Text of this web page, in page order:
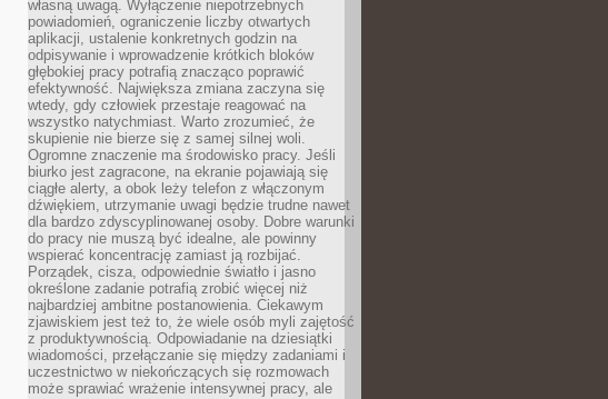
własną uwagą. Wyłączenie niepotrzebnych
powiadomień, ograniczenie liczby otwartych
aplikacji, ustalenie konkretnych godzin na
odpisywanie i wprowadzenie krótkich bloków
głębokiej pracy potrafią znacząco poprawić
efektywność. Największa zmiana zaczyna się
wtedy, gdy człowiek przestaje reagować na
wszystko natychmiast. Warto zrozumieć, że
skupienie nie bierze się z samej silnej woli.
Ogromne znaczenie ma środowisko pracy. Jeśli
biurko jest zagracone, na ekranie pojawiają się
ciągłe alerty, a obok leży telefon z włączonym
dźwiękiem, utrzymanie uwagi będzie trudne nawet
dla bardzo zdyscyplinowanej osoby. Dobre warunki
do pracy nie muszą być idealne, ale powinny
wspierać koncentrację zamiast ją rozbijać.
Porządek, cisza, odpowiednie światło i jasno
określone zadanie potrafią zrobić więcej niż
najbardziej ambitne postanowienia. Ciekawym
zjawiskiem jest też to, że wiele osób myli zajętość
z produktywnością. Odpowiadanie na dziesiątki
wiadomości, przełączanie się między zadaniami i
uczestnictwo w niekończących się rozmowach
może sprawiać wrażenie intensywnej pracy, ale